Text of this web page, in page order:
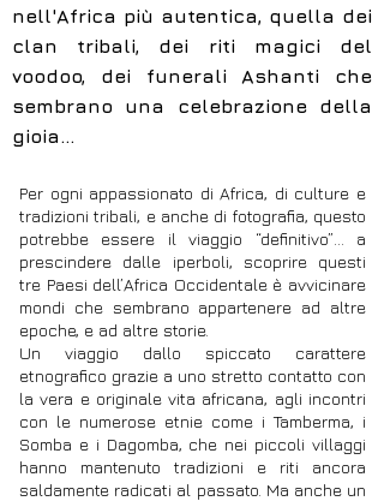
nell'Africa più autentica, quella dei
clan tribali, dei riti magici del
voodoo, dei funerali Ashanti che
sembrano una celebrazione della
gioia...
Per ogni appassionato di Africa, di culture e
tradizioni tribali, e anche di fotografia, questo
potrebbe essere il viaggio “definitivo”… a
prescindere dalle iperboli, scoprire questi
tre Paesi dell’Africa Occidentale è avvicinare
mondi che sembrano appartenere ad altre
epoche, e ad altre storie.
Un viaggio dallo spiccato carattere
etnografico grazie a uno stretto contatto con
la vera e originale vita africana, agli incontri
con le numerose etnie come i Tamberma, i
Somba e i Dagomba, che nei piccoli villaggi
hanno mantenuto tradizioni e riti ancora
saldamente radicati al passato. Ma anche un